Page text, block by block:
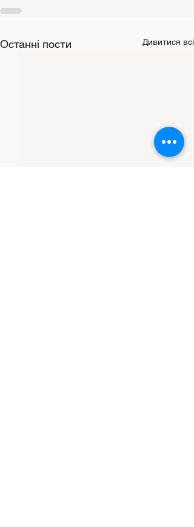
Останні пости Дивитися всі